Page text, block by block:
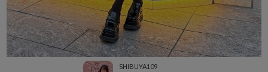
SHIBUYA109